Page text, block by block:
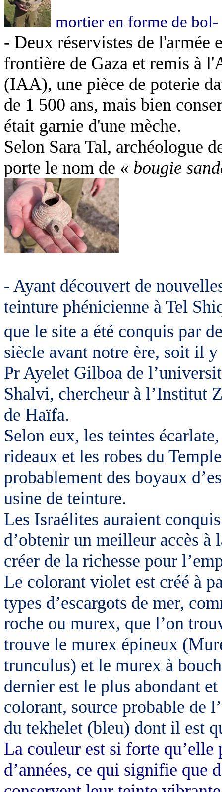
mortier en forme de
- Deux réservistes de l'armée
frontière de Gaza et remis à
(IAA), une pièce de poterie
de 1 500 ans, mais bien
était garnie d'une mèche.
Selon Sara Tal, archéologue
porte le nom de « bougie
- Ayant découvert de
teinture phénicienne à Tel
que le site a été conquis par
siècle avant notre ère, soit il y
Pr Ayelet Gilboa de
Shalvi, chercheur à l’Institut
de Haïfa.
Selon eux, les teintes
rideaux et les robes du
probablement des boyaux
usine de teinture.
Les Israélites auraient
d’obtenir un meilleur accès à
créer de la richesse pour
Le colorant violet est créé à
types d’escargots de mer,
roche ou murex, que l’on
trouve le murex épineux
trunculus) et le murex à
dernier est le plus abondant
colorant, source probable de
du tekhelet (bleu) dont il est
La couleur est si forte
d’années, ce qui signifie que